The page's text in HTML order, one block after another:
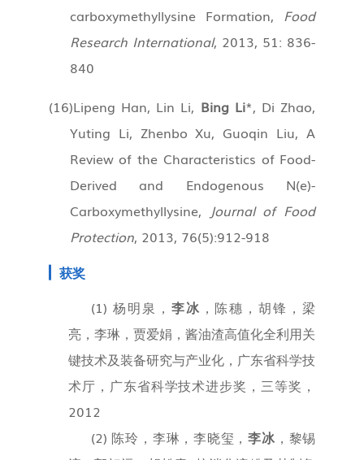
carboxymethyllysine Formation, Food
Research International, 2013, 51: 836-
840
(16)Lipeng Han, Lin Li, Bing Li*, Di Zhao,
Yuting Li, Zhenbo Xu, Guoqin Liu, A
Review of the Characteristics of Food-
Derived and Endogenous N(e)-
Carboxymethyllysine, Journal of Food
Protection, 2013, 76(5):912-918
获奖
(1) 杨明泉， 李冰 ，陈穗，胡锋，梁
亮，李琳，贾爱娟，酱油渣高值化全利用关
键技术及装备研究与产业化，广东省科学技
术厅，广东省科学技术进步奖，三等奖，
2012
(2) 陈玲，李琳，李晓玺，李冰 ，黎锡